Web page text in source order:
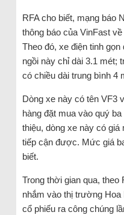
RFA cho biết, mạng báo
thông báo của VinFast
Theo đó, xe điện tinh
ngồi này chỉ dài 3.1 mét;
có chiều dài trung bình 4
Dòng xe này có tên VF3
hàng đặt mua vào quý
thiệu, dòng xe này có
tiếp cận được. Mức giá
biết.
Trong thời gian qua, theo
nhắm vào thị trường
cổ phiếu ra công chúng